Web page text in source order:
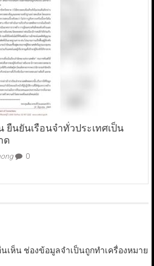
นยันเรือนจำทั่วประเทศเป็น
ด
0
เห็น ช่องข้อมูลจำเป็นถูกทำเครื่องหมาย